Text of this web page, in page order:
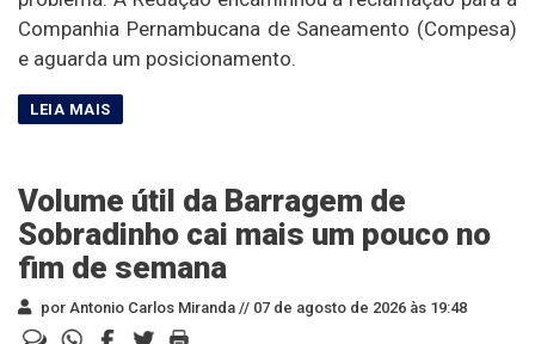
Companhia Pernambucana de Saneamento (Compesa)
e aguarda um posicionamento.
Volume útil da Barragem de
Sobradinho cai mais um pouco no
fim de semana
por Antonio Carlos Miranda // 07 de agosto de 2026 às 19:48